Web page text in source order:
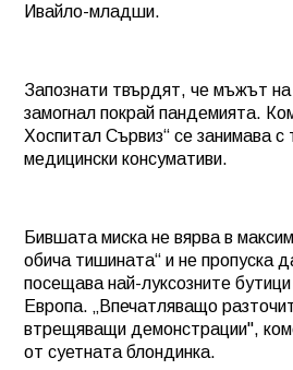
Ивайло-младши.
Запознати твърдят, че мъжът
замогнал покрай пандемията.
Хоспитал Сървиз“ се занимава с
медицински консумативи.
Бившата миска не вярва в
обича тишината“ и не пропуска
посещава най-луксозните
Европа. „Впечатляващо
втрещяващи демонстрации",
от суетната блондинка.